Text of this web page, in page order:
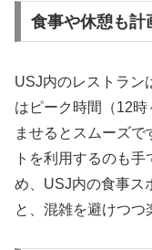
食事や休憩も計
USJ内のレストラン
はピーク時間（12
ませるとスムーズ
トを利用するのも
め、USJ内の食事ス
と、混雑を避けつつ